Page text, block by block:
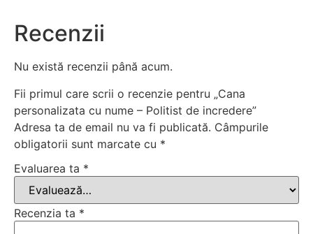
Recenzii
Nu există recenzii până acum.
Fii primul care scrii o recenzie pentru „Cana
personalizata cu nume – Politist de incredere”
Adresa ta de email nu va fi publicată. Câmpurile
obligatorii sunt marcate cu *
Evaluarea ta *
Recenzia ta *